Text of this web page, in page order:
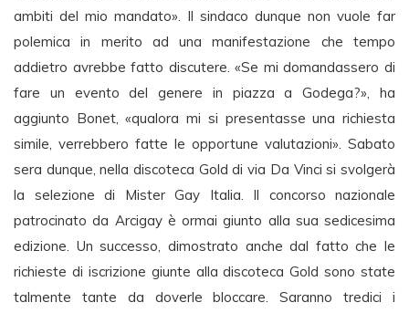
ambiti del mio mandato». Il sindaco dunque non vuole far
polemica in merito ad una manifestazione che tempo
addietro avrebbe fatto discutere. «Se mi domandassero di
fare un evento del genere in piazza a Godega?», ha
aggiunto Bonet, «qualora mi si presentasse una richiesta
simile, verrebbero fatte le opportune valutazioni». Sabato
sera dunque, nella discoteca Gold di via Da Vinci si svolgerà
la selezione di Mister Gay Italia. Il concorso nazionale
patrocinato da Arcigay è ormai giunto alla sua sedicesima
edizione. Un successo, dimostrato anche dal fatto che le
richieste di iscrizione giunte alla discoteca Gold sono state
talmente tante da doverle bloccare. Saranno tredici i